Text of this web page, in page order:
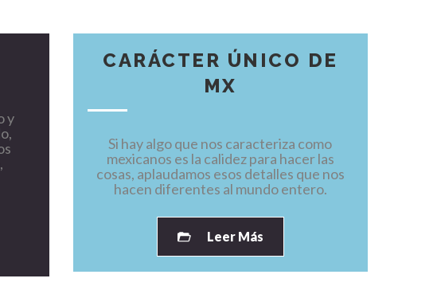
y
CARÁCTER ÚNICO DE
MX
Si hay algo que nos caracteriza como
mexicanos es la calidez para hacer las
cosas, aplaudamos esos detalles que nos
hacen diferentes al mundo entero.
Leer Más